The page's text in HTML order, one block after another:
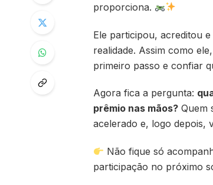
proporciona.
Ele participou, acreditou
realidade. Assim como
primeiro passo e confiar
Agora fica a pergunta:
prêmio nas mãos?Quem
acelerado e, logo depois,
Não fique só
participação no próximo